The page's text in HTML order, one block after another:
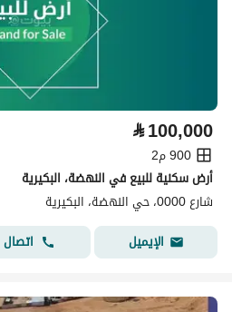
⃁100,000
900 م2
أرض سكنية للبيع في النهضة، البكيرية
شارع 0000، حي النهضة، البكيرية
الإيميل
اتصال